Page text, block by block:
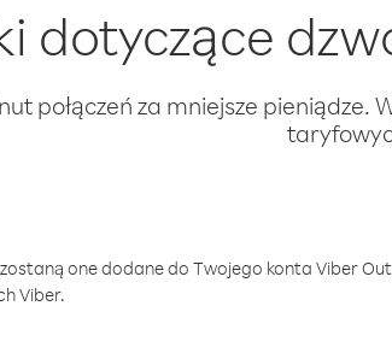
dotyczące
połączeń za mniejsze
one dodane do Twojego konta Viber
Viber.